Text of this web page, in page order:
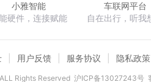
小雅智能
硬件，连接赋能
车联网平台
自在出行，听我
用户反馈 服务协议 隐私政策
Rights Reserved 沪ICP备13027243号